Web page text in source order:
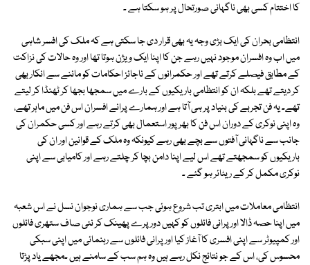
کا اختتام کسی بھی ناگہانی صورتحال پر ہو سکتا ہے ۔
انتظامی بحران کی ایک بڑی وجہ یہ بھی قرار دی جا سکتی ہے کہ ملک کی افسر شاہی
میں اب وہ افسران موجود نہیں رہے جن کا اپنا ایک ویژن ہوتا تھا اور وہ حالات کی نزاکت
کے مطابق فیصلے کرتے تھے اور حکمرانوں کے ناجائز احکامات کو ماننے سے انکار بھی
کر دیتے تھے بلکہ ان کو انتظامی باریکیوں کے بارے میں سمجھا بجھا کر ٹھنڈا کر لیتے
تھے۔ یہ فن تجربے کی بنیاد پر ہی آتا ہے اور ہمارے پرانے افسران اس فن میں ماہر تھے،
وہ اپنی نوکری کے دوران اس فن کا بھر پور استعمال بھی کرتے رہے اور کسی حکمران کی
جانب سے ناگہانی آفتوں سے بچے بھی رہے کیونکہ وہ ملک کے قوانین اور ان کی
باریکیوں کو سمجھتے تھے اس لیے اپنا دامن بچا کر چلتے رہے اور کامیابی سے اپنی
نوکری مکمل کر کے ریٹائر ہو گئے ۔
انتظامی معاملات میں ابتری تب شروع ہوئی جب سے ہماری نوجوان نسل نے اس شعبہ
میں اپنا حصہ ڈالا اور پرانی فائلوں کو کہیں دور پرے پھینک کر نئی صاف ستھری فائلوں
اور کمپیوٹر سے اپنی افسری کا آغاز کیا اور پرانی فائلوں سے رہنمائی میں اپنی سبکی
محسوس کی، اس کے جو نتائج نکل رہے ہیں وہ ہم سب کے سامنے ہیں ۔مجھے یاد پڑتا